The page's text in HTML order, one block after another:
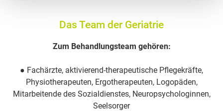
Das Team der Geriatrie
Zum Behandlungsteam gehören:
● Fachärzte, aktivierend-therapeutische Pflegekräfte,
Physiotherapeuten, Ergotherapeuten, Logopäden,
Mitarbeitende des Sozialdienstes, Neuropsychologinnen,
Seelsorger
Leitende Oberärztin